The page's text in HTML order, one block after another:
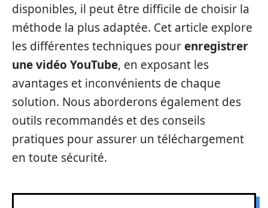
disponibles, il peut être difficile de choisir la
méthode la plus adaptée. Cet article explore
les différentes techniques pourenregistrer
une vidéo YouTube, en exposant les
avantages et inconvénients de chaque
solution. Nous aborderons également des
outils recommandés et des conseils
pratiques pour assurer un téléchargement
en toute sécurité.